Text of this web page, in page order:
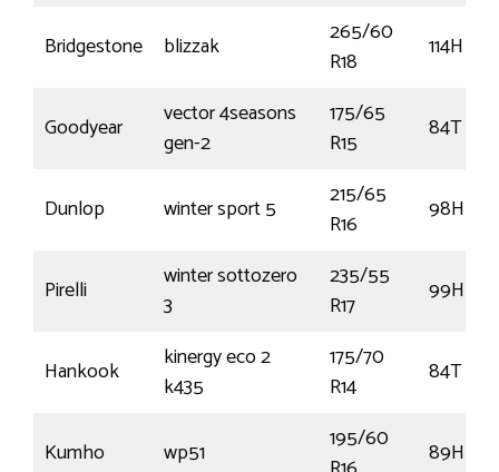
Bridgestone blizzak
265/60
R18
114H
Goodyear
vector 4seasons
gen-2
175/65
R15
84T
Dunlop winter sport 5
215/65
R16
98H
Pirelli
winter sottozero
3
235/55
R17
99H
Hankook
kinergy eco 2
k435
175/70
R14
84T
Kumho wp51
195/60
89H